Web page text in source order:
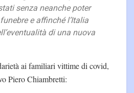
senza neanche poter
e affinché l’Italia
di una nuova
ai familiari vittime di covid,
Piero Chiambretti: